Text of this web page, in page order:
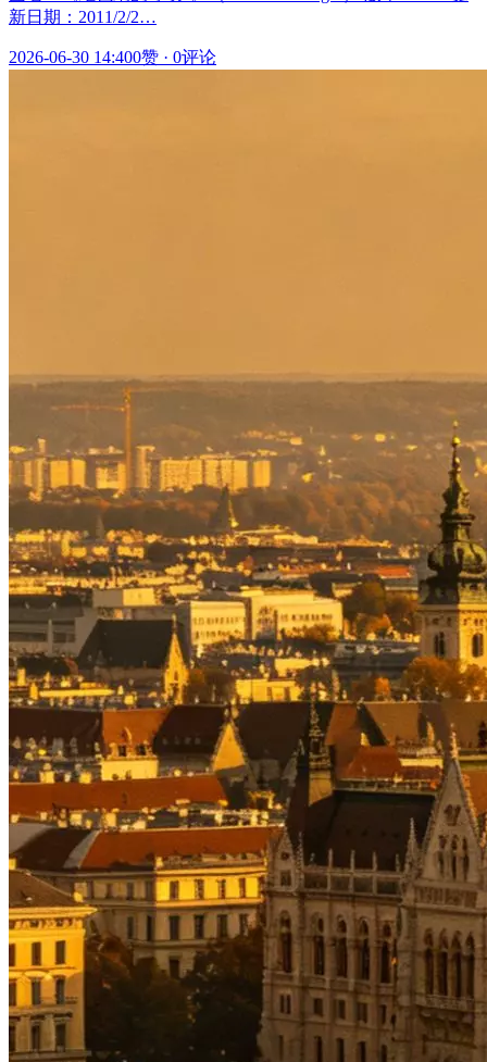
新日期：2011/2/2…
2026-06-30 14:400赞 · 0评论